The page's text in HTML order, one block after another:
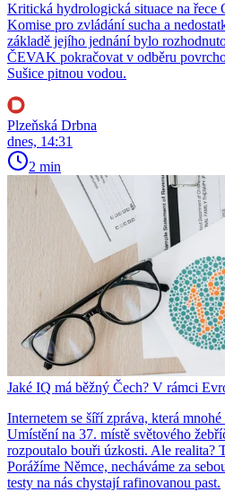
Kritická hydrologická situace na řece
Komise pro zvládání sucha a
základě jejího jednání bylo
ČEVAK pokračovat v odběru
Sušice pitnou vodou.
Plzeňská Drbna
dnes, 14:31
2 min
Jaké IQ má běžný Čech? V rámci
Internetem se šíří zpráva, která
Umístění na 37. místě světového
rozpoutalo bouři úzkosti. Ale realita?
Porážíme Němce, necháváme za
testy na nás chystají rafinovanou past.